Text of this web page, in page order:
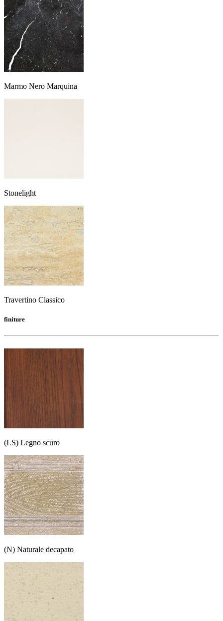
Marmo Nero Marquina
Stonelight
Travertino Classico
finiture
(LS) Legno scuro
(N) Naturale decapato